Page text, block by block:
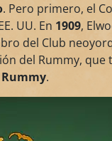
. Pero primero, el
UU. En 1909,
del Club
del Rummy, que
.